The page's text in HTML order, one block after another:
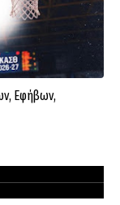
Εφήβων,